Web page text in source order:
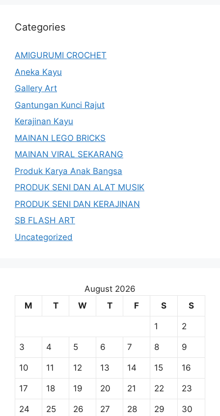
Categories
AMIGURUMI CROCHET
Aneka Kayu
Gallery Art
Gantungan Kunci Rajut
Kerajinan Kayu
MAINAN LEGO BRICKS
MAINAN VIRAL SEKARANG
Produk Karya Anak Bangsa
PRODUK SENI DAN ALAT MUSIK
PRODUK SENI DAN KERAJINAN
SB FLASH ART
Uncategorized
August 2026
M
T W T F S S
1 2
3 4 5 6 7 8 9
10 11 12 13 14 15 16
17 18 19 20 21 22 23
24 25 26 27 28 29 30